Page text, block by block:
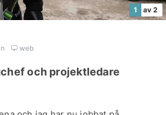
1 av 2
web
och projektledare